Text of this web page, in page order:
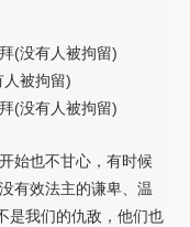
(没有人被拘留)
被拘留)
(没有人被拘留)
始也不甘心，有时候
有效法主的谦卑、温
是我们的仇敌，他们也